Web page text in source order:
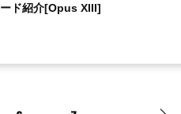
ード紹介[Opus XIII]